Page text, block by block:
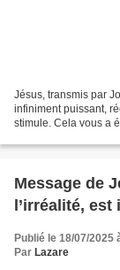
Jésus, transmis par
infiniment puissant,
stimule. Cela vous a
Message de
l’irréalité,
Publié le 18/07/2025
Par Lazare